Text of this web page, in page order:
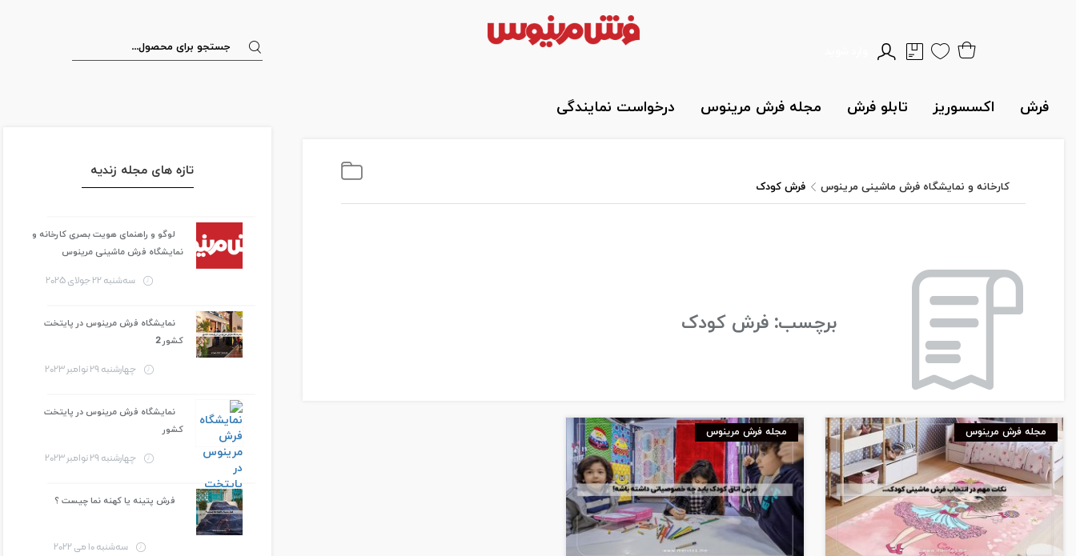
فرش اکسسوریز تابلو فرش مجله فرش مرینوس درخواست نمایندگی
کارخانه و نمایشگاه فرش ماشینی مرینوس فرش کودک
برچسب: فرش کودک
مجله فرش مرینوس مجله فرش مرینوس
تازه های مجله زندیه
لوگو و راهنمای هویت بصری کارخانه و
نمایشگاه فرش ماشینی مرینوس
سه‌شنبه 22 جولای 2025
نمایشگاه فرش مرینوس در پایتخت
کشور 2
چهارشنبه 29 نوامبر 2023
نمایشگاه فرش مرینوس در پایتخت
کشور
چهارشنبه 29 نوامبر 2023
فرش پتینه یا کهنه نما چیست ؟
سه‌شنبه 10 می 2022